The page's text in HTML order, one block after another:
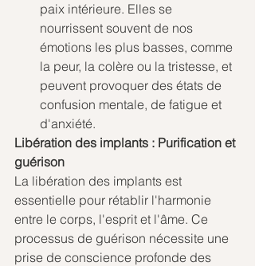
paix intérieure. Elles se
nourrissent souvent de nos
émotions les plus basses, comme
la peur, la colère ou la tristesse, et
peuvent provoquer des états de
confusion mentale, de fatigue et
d'anxiété.
Libération des implants : Purification et
guérison
La libération des implants est
essentielle pour rétablir l'harmonie
entre le corps, l'esprit et l'âme. Ce
processus de guérison nécessite une
prise de conscience profonde des